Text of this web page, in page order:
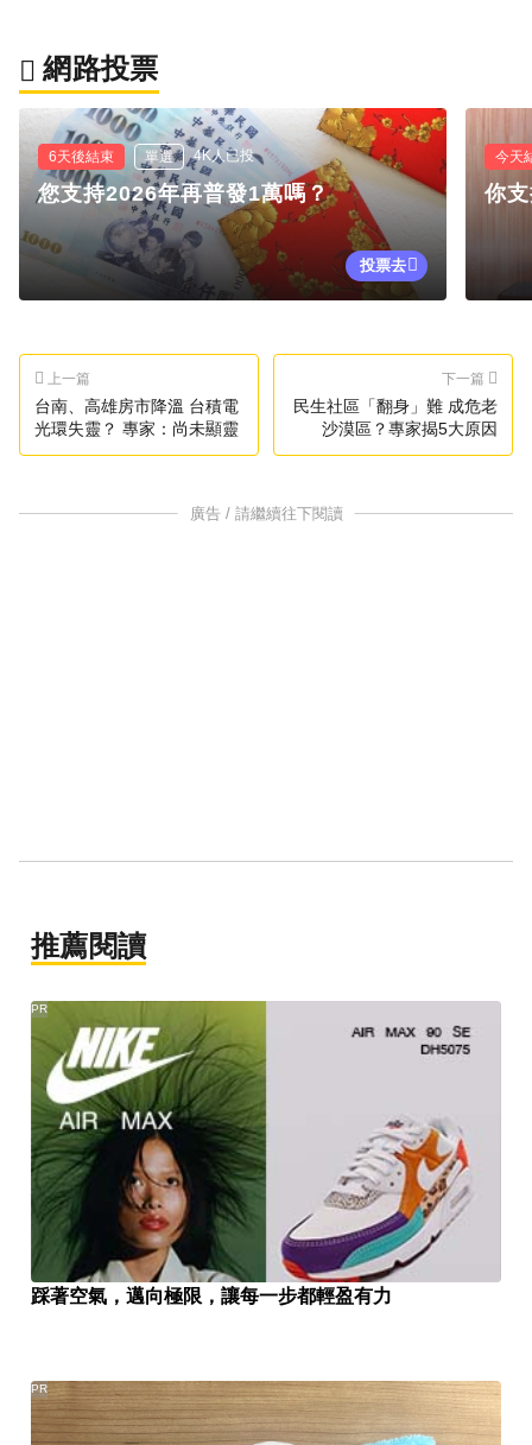
網路投票
6天後結束 單選 4K人已投
您支持2026年再普發1萬嗎？
投票去
今天
你
上一篇
台南、高雄房市降溫 台積電
光環失靈？ 專家：尚未顯靈
下一篇
民生社區「翻身」難 成危老
沙漠區？專家揭5大原因
廣告 / 請繼續往下閱讀
推薦閱讀
踩著空氣，邁向極限，讓每一步都輕盈有力
PR
PR